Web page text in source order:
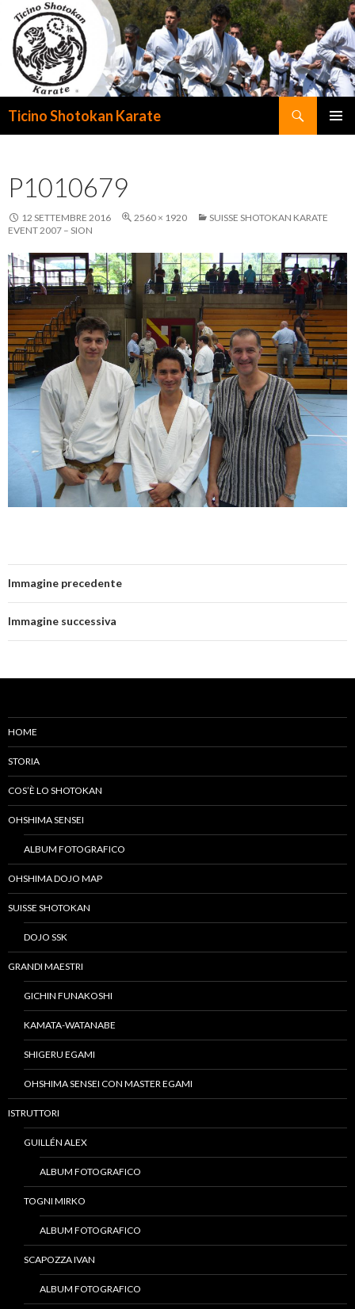
Ticino Shotokan Karate
P1010679
12 SETTEMBRE 2016 2560 × 1920
SUISSE SHOTOKAN KARATE
EVENT 2007 – SION
Immagine precedente
Immagine successiva
HOME
STORIA
COS’È LO SHOTOKAN
OHSHIMA SENSEI
ALBUM FOTOGRAFICO
OHSHIMA DOJO MAP
SUISSE SHOTOKAN
DOJO SSK
GRANDI MAESTRI
GICHIN FUNAKOSHI
KAMATA-WATANABE
SHIGERU EGAMI
OHSHIMA SENSEI CON MASTER EGAMI
ISTRUTTORI
GUILLÉN ALEX
ALBUM FOTOGRAFICO
TOGNI MIRKO
ALBUM FOTOGRAFICO
SCAPOZZA IVAN
ALBUM FOTOGRAFICO